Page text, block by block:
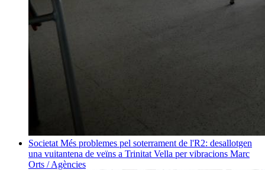
Societat Més problemes pel soterrament de l'R2: desallotgen
una vuitantena de veïns a Trinitat Vella per vibracions Marc
Orts / Agències